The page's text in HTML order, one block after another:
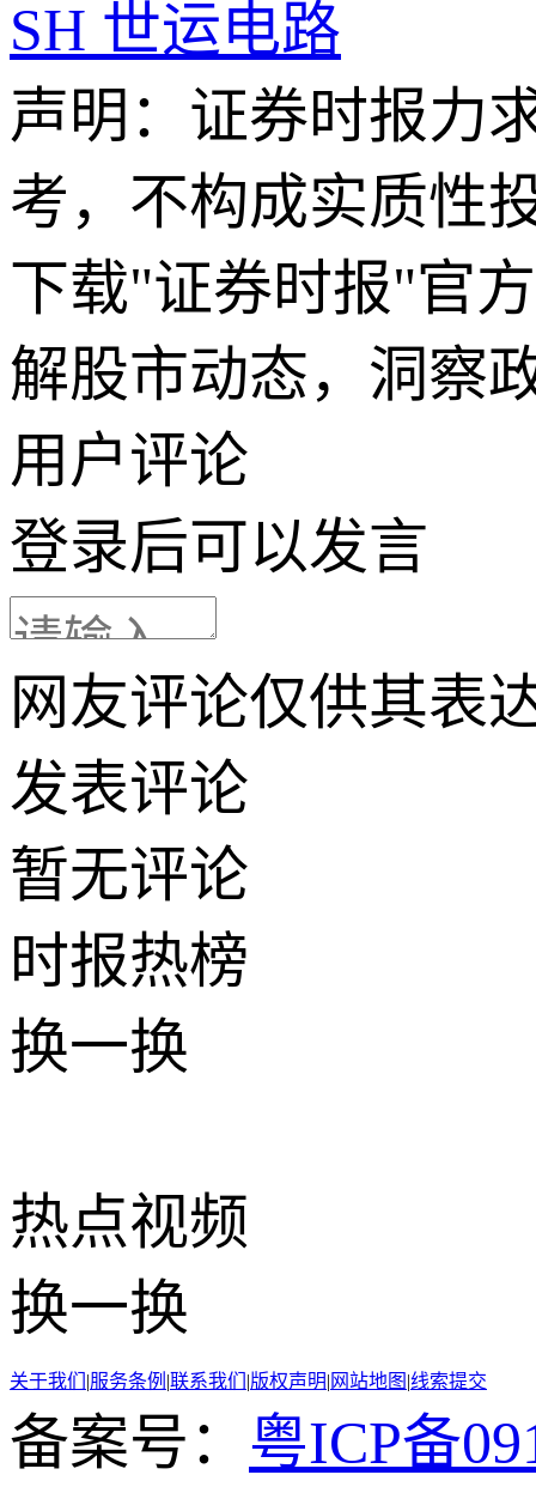
SH 世运电路
声明：证券时报力
考，不构成实质性
下载"证券时报"官
解股市动态，洞察
用户评论
登录后可以发言
网友评论仅供其表
发表评论
暂无评论
时报热榜
换一换
热点视频
换一换
关于我们 |服务条例 |联系我们 |版权声明| 网站地图 |线索提交
备案号： 粤ICP备